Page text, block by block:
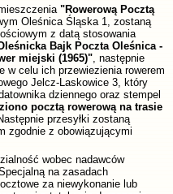
"Rowerową Pocztą
Oleśnica Śląska 1, zostaną
z datą stosowania
Bajk Poczta Oleśnica -
miejski (1965)", następnie
w celu ich przewiezienia rowerem
Jelcz-Laskowice 3, który
dziennego oraz stempel
pocztą rowerową na trasie
przesyłki zostaną
zgodnie z obowiązującymi
wobec nadawców
na zasadach
za niewykonanie lub